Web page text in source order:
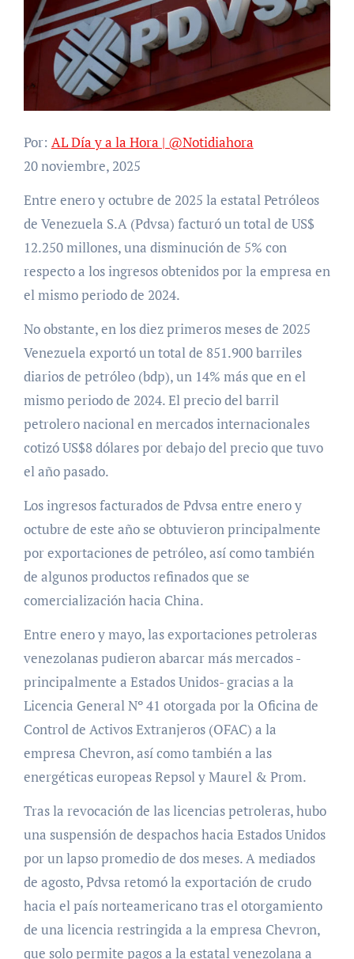
Por: AL Día y a la Hora | @Notidiahora
20 noviembre, 2025
Entre enero y octubre de 2025 la estatal Petróleos
de Venezuela S.A (Pdvsa) facturó un total de US$
12.250 millones, una disminución de 5% con
respecto a los ingresos obtenidos por la empresa en
el mismo periodo de 2024.
No obstante, en los diez primeros meses de 2025
Venezuela exportó un total de 851.900 barriles
diarios de petróleo (bdp), un 14% más que en el
mismo periodo de 2024. El precio del barril
petrolero nacional en mercados internacionales
cotizó US$8 dólares por debajo del precio que tuvo
el año pasado.
Los ingresos facturados de Pdvsa entre enero y
octubre de este año se obtuvieron principalmente
por exportaciones de petróleo, así como también
de algunos productos refinados que se
comercialización hacia China.
Entre enero y mayo, las exportaciones petroleras
venezolanas pudieron abarcar más mercados -
principalmente a Estados Unidos- gracias a la
Licencia General Nº 41 otorgada por la Oficina de
Control de Activos Extranjeros (OFAC) a la
empresa Chevron, así como también a las
energéticas europeas Repsol y Maurel & Prom.
Tras la revocación de las licencias petroleras, hubo
una suspensión de despachos hacia Estados Unidos
por un lapso promedio de dos meses. A mediados
de agosto, Pdvsa retomó la exportación de crudo
hacia el país norteamericano tras el otorgamiento
de una licencia restringida a la empresa Chevron,
que solo permite pagos a la estatal venezolana a